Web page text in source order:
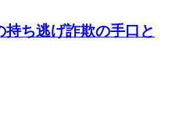
ち逃げ詐欺の手口と